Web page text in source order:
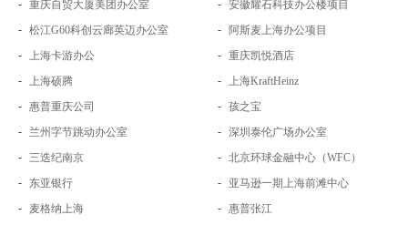
- 重庆自贸大厦美团办公室 - 安徽耀石科技办公楼项目
- 松江G60科创云廊英迈办公室 -
阿斯麦上海办公项目
- 上海卡游办公 - 重庆凯悦酒店
- 上海硕腾 - 上海KraftHeinz
- 惠普重庆公司 - 孩之宝
-
兰州字节跳动办公室 - 深圳泰伦广场办公室
- 三迭纪南京 - 北京环球金融中心（WFC）
-
东亚银行 -
亚马逊一期上海前滩中心
-
麦格纳上海 - 惠普张江